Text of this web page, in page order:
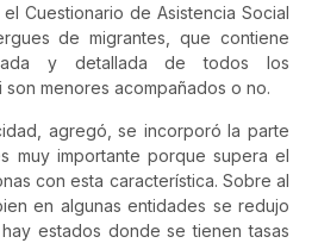
Cuestionario de Asistencia Social
de migrantes, que contiene
y detallada de todos los
menores acompañados o no.
agregó, se incorporó la parte
muy importante porque supera el
con esta característica. Sobre al
en algunas entidades se redujo
estados donde se tienen tasas